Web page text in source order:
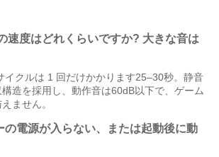
速度はどれくらいですか? 大きな音は
イクルは 1 回だけかかります25–30秒。静音
造を採用し、動作音は60dB以下で、ゲーム
ません。
の電源が入らない、または起動後に動